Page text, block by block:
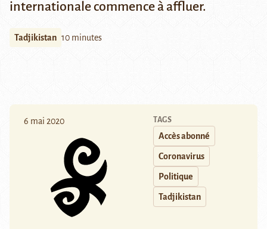
internationale commence à affluer.
Tadjikistan 10 minutes
6 mai 2020 TAGS
Accès abonné
Coronavirus
Politique
Tadjikistan